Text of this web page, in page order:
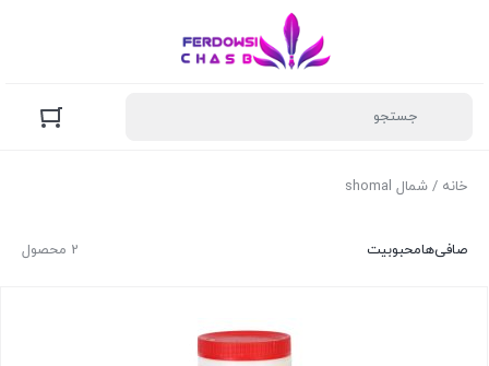
خانه / شمال shomal
2 محصول صافی‌هامحبوبیت